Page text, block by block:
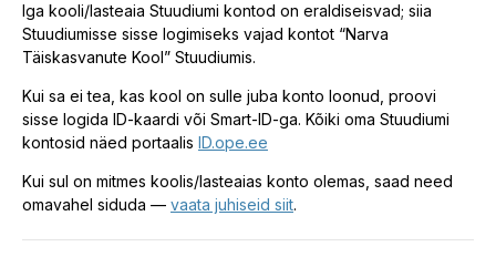
Iga kooli/lasteaia Stuudiumi kontod on eraldiseisvad; siia
Stuudiumisse sisse logimiseks vajad kontot “Narva
Täiskasvanute Kool” Stuudiumis.
Kui sa ei tea, kas kool on sulle juba konto loonud, proovi
sisse logida ID-kaardi või Smart-ID-ga. Kõiki oma Stuudiumi
kontosid näed portaalis ID.ope.ee
Kui sul on mitmes koolis/lasteaias konto olemas, saad need
omavahel siduda — vaata juhiseid siit.